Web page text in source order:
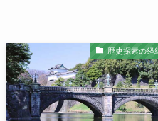
歴史探索の経